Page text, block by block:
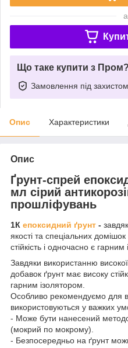
Що таке купити з Пром?
Замовлення під захистом
Опис Характеристики
Опис
Ґрунт-спрей
мл сірий
прошліфувань
1К епоксидний ґрунт -
якості та спеціальних
стійкість і одночасно є
Завдяки використанню
добавок ґрунт має високу
гарним ізолятором.
Особливо рекомендуємо для
використовуються у важких
- Може бути нанесений
(мокрий по мокрому).
- Безпосередньо на ґрунт